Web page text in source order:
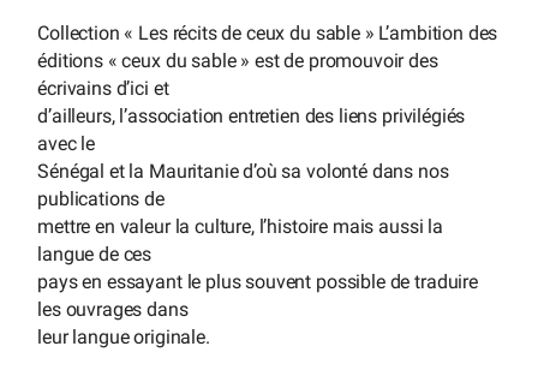
Collection « Les récits de ceux du sable » L’ambition des
éditions « ceux du sable » est de promouvoir des
écrivains d’ici et
d’ailleurs, l’association entretien des liens privilégiés
avec le
Sénégal et la Mauritanie d’où sa volonté dans nos
publications de
mettre en valeur la culture, l’histoire mais aussi la
langue de ces
pays en essayant le plus souvent possible de traduire
les ouvrages dans
leur langue originale.